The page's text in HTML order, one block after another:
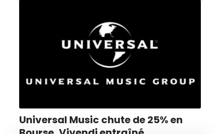
Universal Music chute de 25% en